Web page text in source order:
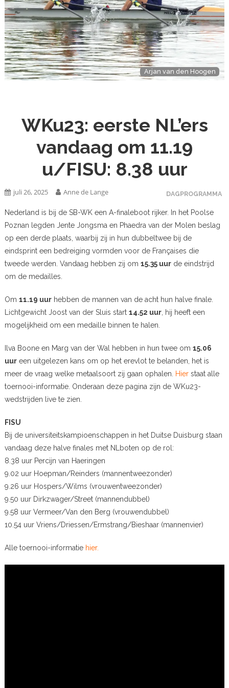
Arjan van den Hoogen
WKu23: eerste NL’ers
vandaag om 11.19
u/FISU: 8.38 uur
DAGPROGRAMMA
juli 26, 2025 Anne de Lange
Nederland is bij de SB-WK een A-finaleboot rijker. In het Poolse
Poznan legden Jente Jongsma en Phaedra van der Molen beslag
op een derde plaats, waarbij zij in hun dubbeltwee bij de
eindsprint een bedreiging vormden voor de Françaises die
tweede werden. Vandaag hebben zij om 15.35 uurde eindstrijd
om de medailles.
Om 11.19 uurhebben de mannen van de acht hun halve finale.
Lichtgewicht Joost van der Sluis start 14.52 uur, hij heeft een
mogelijkheid om een medaille binnen te halen.
Ilva Boone en Marg van der Wal hebben in hun twee om 15.06
uureen uitgelezen kans om op het erevlot te belanden, het is
meer de vraag welke metaalsoort zij gaan ophalen. Hierstaat alle
toernooi-informatie. Onderaan deze pagina zijn de WKu23-
wedstrijden live te zien.
FISU
Bij de universiteitskampioenschappen in het Duitse Duisburg staan
vandaag deze halve finales met NLboten op de rol:
8.38 uur Percijn van Haeringen
9.02 uur Hoepman/Reinders (mannentweezonder)
9.26 uur Hospers/Wilms (vrouwentweezonder)
9.50 uur Dirkzwager/Street (mannendubbel)
9.58 uur Vermeer/Van den Berg (vrouwendubbel)
10.54 uur Vriens/Driessen/Ermstrang/Bieshaar (mannenvier)
Alle toernooi-informatie hier.